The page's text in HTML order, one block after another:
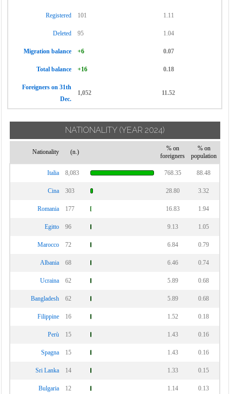
Giacomo
Registered 101 1.11
Deleted 95 1.04
Migration balance +6 0.07
Total balance +16 0.18
Foreigners on 31th
Dec.
1,052 11.52
NATIONALITY (YEAR 2024)
Nationality (n.)
% on
foreigners
% on
population
Italia 8,083 768.35 88.48
Cina 303 28.80 3.32
Romania 177 16.83 1.94
Egitto 96 9.13 1.05
Marocco 72 6.84 0.79
Albania 68 6.46 0.74
Ucraina 62 5.89 0.68
Bangladesh 62 5.89 0.68
Filippine 16 1.52 0.18
Perù 15 1.43 0.16
Spagna 15 1.43 0.16
Sri Lanka 14 1.33 0.15
Bulgaria 12 1.14 0.13